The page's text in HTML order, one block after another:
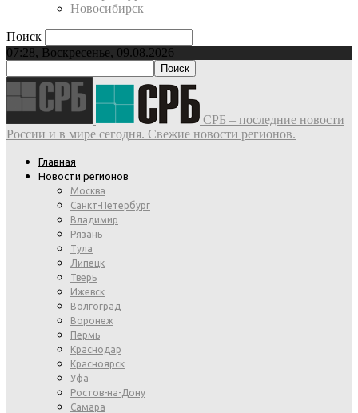
Новосибирск
Поиск
07:28, Воскресенье, 09.08.2026
СРБ – последние новости
России и в мире сегодня. Свежие новости регионов.
Главная
Новости регионов
Москва
Санкт-Петербург
Владимир
Рязань
Тула
Липецк
Тверь
Ижевск
Волгоград
Воронеж
Пермь
Краснодар
Красноярск
Уфа
Ростов-на-Дону
Самара